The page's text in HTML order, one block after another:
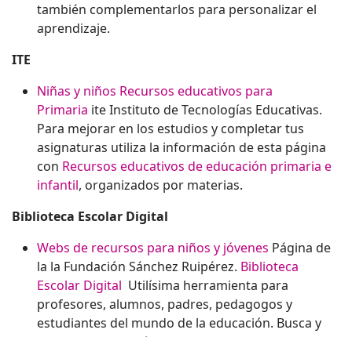
también complementarlos para personalizar el
aprendizaje.
ITE
Niñas y niños Recursos educativos para
Primaria ite Instituto de Tecnologías Educativas.
Para mejorar en los estudios y completar tus
asignaturas utiliza la información de esta página
con Recursos educativos de educación primaria e
infantil, organizados por materias.
Biblioteca Escolar Digital
Webs de recursos para niños y jóvenes Página de
la la Fundación Sánchez Ruipérez. Biblioteca
Escolar Digital Utilísima herramienta para
profesores, alumnos, padres, pedagogos y
estudiantes del mundo de la educación. Busca y